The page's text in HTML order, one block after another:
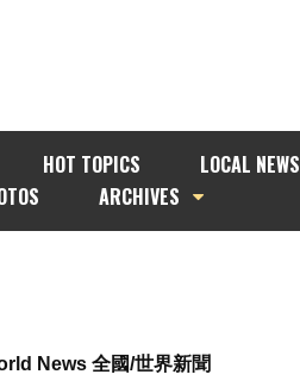
HOT TOPICS
LOCAL NEWS
ARCHIVES
News 全國/世界新聞